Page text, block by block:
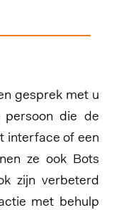
gesprek met u
die de
interface of een
ze ook Bots
zijn verbeterd
met behulp